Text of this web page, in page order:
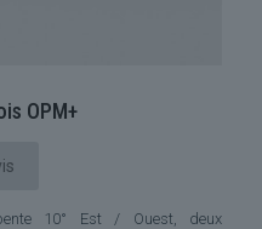
OPM+
10° Est / Ouest, deux